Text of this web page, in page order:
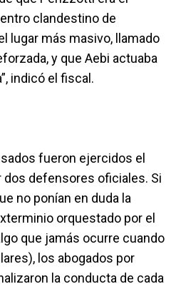
clandestino de
lugar más masivo, llamado
y que Aebi actuaba
indicó el fiscal.
fueron ejercidos el
dos defensores oficiales. Si
no ponían en duda la
orquestado por el
que jamás ocurre cuando
los abogados por
la conducta de cada